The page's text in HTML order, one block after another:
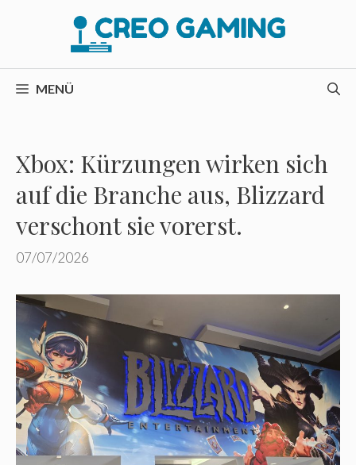
MENÜ
Xbox: Kürzungen wirken sich
auf die Branche aus, Blizzard
verschont sie vorerst.
07/07/2026